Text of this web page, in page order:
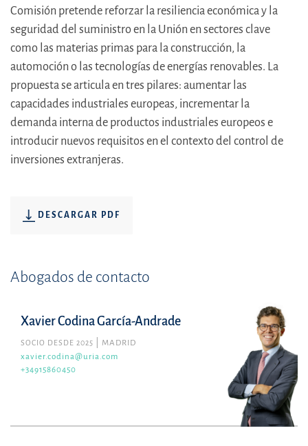
Comisión pretende reforzar la resiliencia económica y la
seguridad del suministro en la Unión en sectores clave
como las materias primas para la construcción, la
automoción o las tecnologías de energías renovables. La
propuesta se articula en tres pilares: aumentar las
capacidades industriales europeas, incrementar la
demanda interna de productos industriales europeos e
introducir nuevos requisitos en el contexto del control de
inversiones extranjeras.
DESCARGAR PDF
Abogados de contacto
Xavier Codina García-Andrade
SOCIO DESDE 2025
MADRID
xavier.codina@uria.com
+34915860450